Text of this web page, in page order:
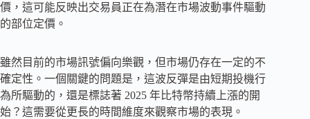
價，這可能反映出交易員正在為潛在市場波動事件驅動
的部位定價。
雖然目前的市場訊號偏向樂觀，但市場仍存在一定的不
確定性。一個關鍵的問題是，這波反彈是由短期投機行
為所驅動的，還是標誌著 2025 年比特幣持續上漲的開
始？這需要從更長的時間維度來觀察市場的表現。